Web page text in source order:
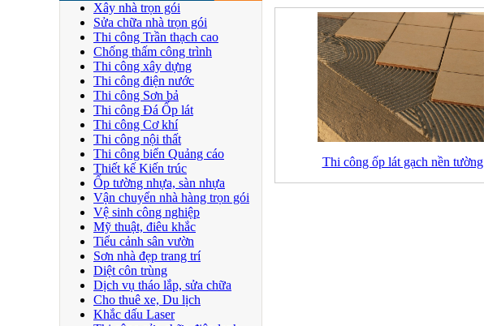
Xây nhà trọn gói
Sửa chữa nhà trọn gói
Thi công Trần thạch cao
Chống thấm công trình
Thi công xây dựng
Thi công điện nước
Thi công Sơn bả
Thi công Đá Ốp lát
Thi công Cơ khí
Thi công nội thất
Thi công biển Quảng cáo
Thiết kế Kiến trúc
Ốp tường nhựa, sàn nhựa
Vận chuyển nhà hàng trọn gói
Vệ sinh công nghiệp
Mỹ thuật, điêu khắc
Tiểu cảnh sân vườn
Sơn nhà đẹp trang trí
Diệt côn trùng
Dịch vụ tháo lắp, sửa chữa
Cho thuê xe, Du lịch
Khắc dấu Laser
Thi công ốp lát gạch nền tường